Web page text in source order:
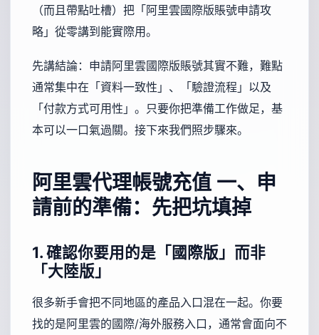
（而且帶點吐槽）把「阿里雲國際版賬號申請攻
略」從零講到能實際用。
先講結論：申請阿里雲國際版賬號其實不難，難點
通常集中在「資料一致性」、「驗證流程」以及
「付款方式可用性」。只要你把準備工作做足，基
本可以一口氣過關。接下來我們照步驟來。
阿里雲代理帳號充值 一、申
請前的準備：先把坑填掉
1. 確認你要用的是「國際版」而非
「大陸版」
很多新手會把不同地區的產品入口混在一起。你要
找的是阿里雲的國際/海外服務入口，通常會面向不